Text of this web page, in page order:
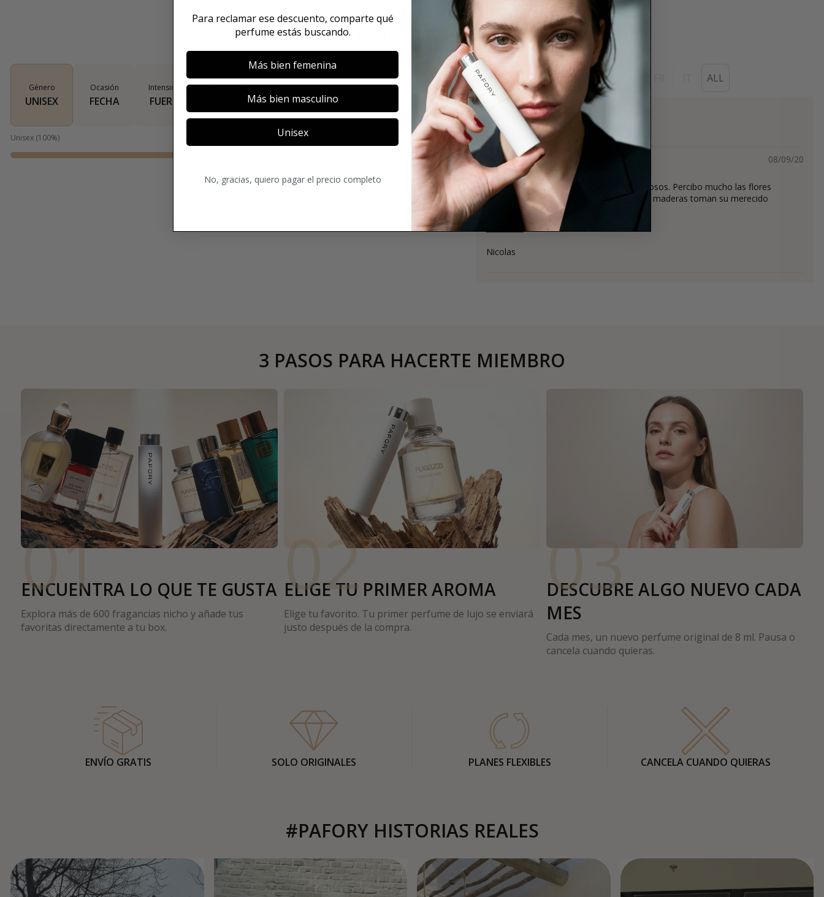
COMENTARIOS
Género
UNISEX
Ocasión
FECHA
Intensidad
FUERTE
Tipo de aroma
Unisex (100%)
ES EN ALL
4.2
16 Comentarios
08/09/20
Muy original e ideal para ambientes calurosos. Percibo mucho las flores
después de la salida frutal, pero luego las maderas toman su merecido
protagon...
Nicolas
3 PASOS PARA HACERTE MIEMBRO
01
ENCUENTRA LO QUE TE GUSTA
Explora más de 600 fragancias nicho y añade tus
favoritas directamente a tu box.
02
ELIGE TU PRIMER AROMA
Elige tu favorito. Tu primer perfume de lujo se enviará
justo después de la compra.
03
DESCUBRE ALGO NUEVO CADA
MES
Cada mes, un nuevo perfume original de 8 ml. Pausa o
cancela cuando quieras.
ENVÍO GRATIS SOLO ORIGINALES PLANES FLEXIBLES CANCELA CUANDO QUIERAS
#PAFORY HISTORIAS REALES
Para reclamar ese descuento, comparte qué
perfume estás buscando.
Más bien femenina
Más bien masculino
Unisex
No, gracias, quiero pagar el precio completo